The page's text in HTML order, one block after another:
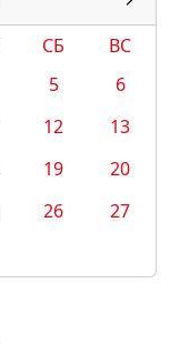
СБ
ВС
5
6
12
13
19
20
26
27